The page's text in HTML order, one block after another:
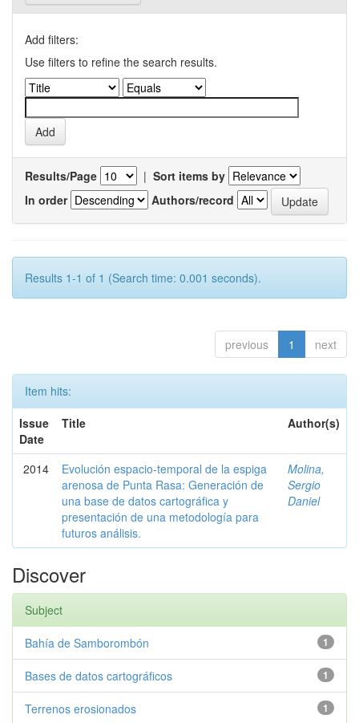
Add filters:
Use filters to refine the search results.
Results/Page | Sort items by
In order
Authors/record
Results 1-1 of 1 (Search time: 0.001 seconds).
previous 1 next
Item hits:
Issue
Date
Title Author(s)
2014
Evolución espacio-temporal de la espiga
arenosa de Punta Rasa: Generación de
una base de datos cartográfica y
presentación de una metodología para
futuros análisis.
Molina,
Sergio
Daniel
Discover
Subject
1
Bahía de Samborombón
1
Bases de datos cartográficos
1
Terrenos erosionados